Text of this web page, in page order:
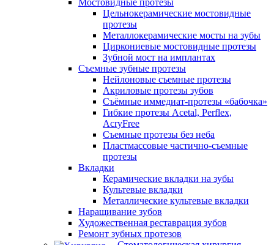
Мостовидные протезы
Цельнокерамические мостовидные
протезы
Металлокерамические мосты на зубы
Циркониевые мостовидные протезы
Зубной мост на имплантах
Съемные зубные протезы
Нейлоновые съемные протезы
Акриловые протезы зубов
Съёмные иммедиат‑протезы «бабочка»
Гибкие протезы Acetal, Perflex,
AcryFree
Съемные протезы без неба
Пластмассовые частично-съемные
протезы
Вкладки
Керамические вкладки на зубы
Культевые вкладки
Металлические культевые вкладки
Наращивание зубов
Художественная реставрация зубов
Ремонт зубных протезов